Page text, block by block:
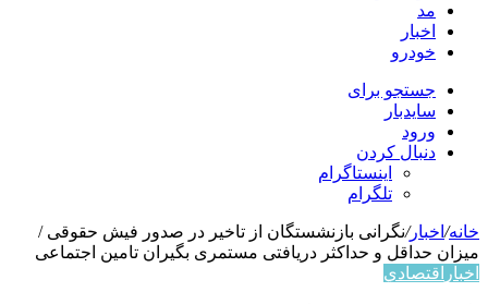
مد
اخبار
خودرو
جستجو برای
سایدبار
ورود
دنبال کردن
اینستاگرام
تلگرام
خانه/ اخبار/نگرانی بازنشستگان از تاخیر در صدور فیش حقوقی /
میزان حداقل و حداکثر دریافتی مستمری بگیران تامین اجتماعی
اخبار اقتصادي